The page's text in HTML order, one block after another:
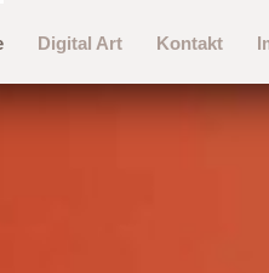
Digital Art Kontakt